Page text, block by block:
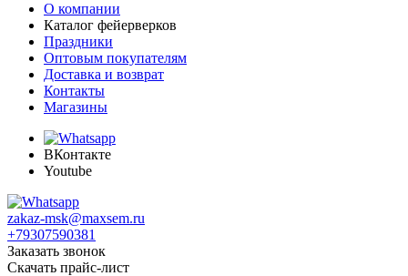
О компании
Каталог фейерверков
Праздники
Оптовым покупателям
Доставка и возврат
Контакты
Магазины
ВКонтакте
Youtube
zakaz-msk@maxsem.ru
+79307590381
Заказать звонок
Скачать прайс-лист